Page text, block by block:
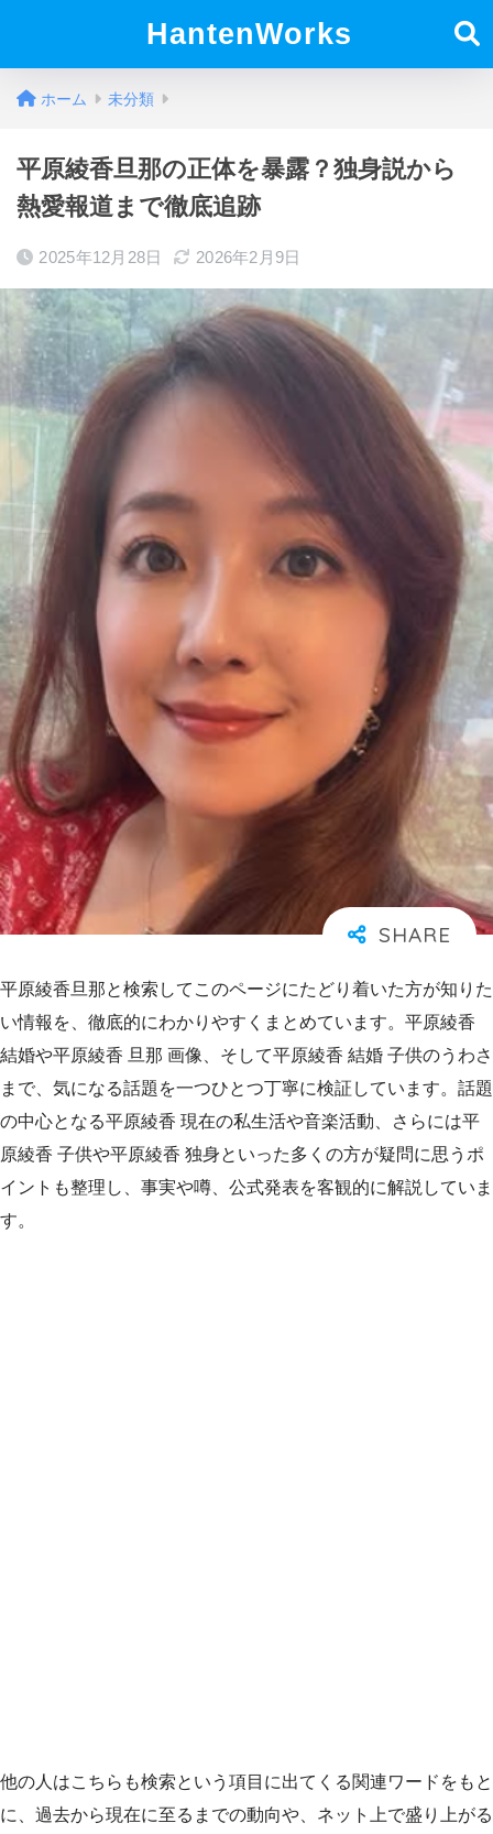
HantenWorks
ホーム 未分類
平原綾香旦那の正体を暴露？独身説から
熱愛報道まで徹底追跡
2025年12月28日 2026年2月9日
平原綾香旦那と検索してこのページにたどり着いた方が知りた
い情報を、徹底的にわかりやすくまとめています。平原綾香
結婚や平原綾香 旦那 画像、そして平原綾香 結婚 子供のうわさ
まで、気になる話題を一つひとつ丁寧に検証しています。話題
の中心となる平原綾香 現在の私生活や音楽活動、さらには平
原綾香 子供や平原綾香 独身といった多くの方が疑問に思うポ
イントも整理し、事実や噂、公式発表を客観的に解説していま
す。
他の人はこちらも検索という項目に出てくる関連ワードをもと
に、過去から現在に至るまでの動向や、ネット上で盛り上がる